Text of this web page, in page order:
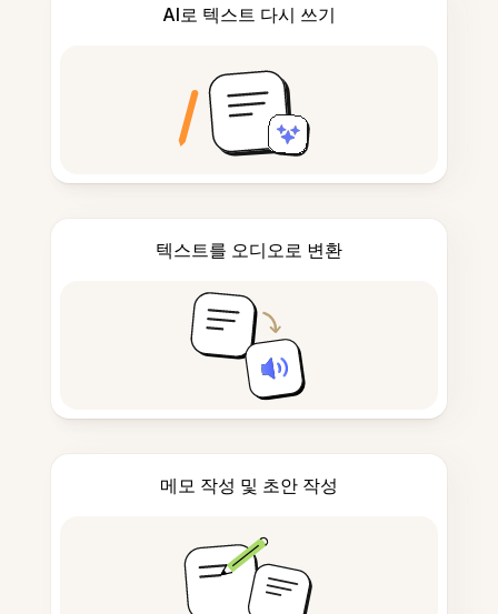
AI로 텍스트 다시 쓰기
텍스트를 오디오로 변환
메모 작성 및 초안 작성